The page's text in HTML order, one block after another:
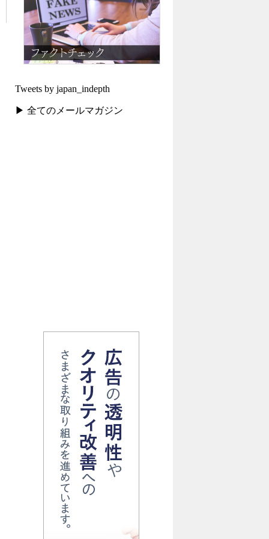
Tweets by japan_indepth
▶ 全てのメールマガジン